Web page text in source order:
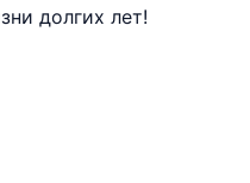
долгих лет!